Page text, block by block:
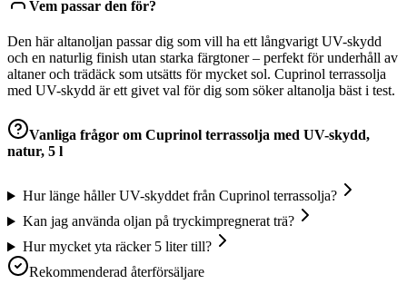
Vem passar den för?
Den här altanoljan passar dig som vill ha ett långvarigt UV-skydd
och en naturlig finish utan starka färgtoner – perfekt för underhåll av
altaner och trädäck som utsätts för mycket sol. Cuprinol terrassolja
med UV-skydd är ett givet val för dig som söker altanolja bäst i test.
Vanliga frågor om Cuprinol terrassolja med UV-skydd,
natur, 5 l
Hur länge håller UV-skyddet från Cuprinol terrassolja?
Kan jag använda oljan på tryckimpregnerat trä?
Hur mycket yta räcker 5 liter till?
Rekommenderad återförsäljare